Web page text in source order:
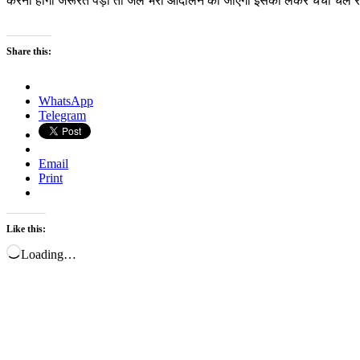
Share this:
WhatsApp
Telegram
Email
Print
Like this:
Loading…